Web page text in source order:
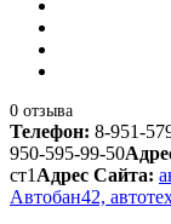
0 отзыва
Телефон: 8-951-
950-595-99-50
ст1 Адрес Сайта:
Автобан42,